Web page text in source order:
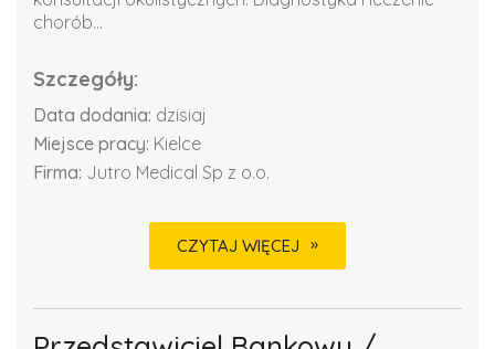
chorób...
Szczegóły:
Data dodania: dzisiaj
Miejsce pracy: Kielce
Firma: Jutro Medical Sp z o.o.
CZYTAJ WIĘCEJ